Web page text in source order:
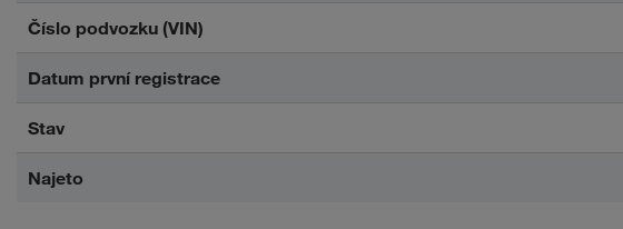
Číslo podvozku (VIN)
Datum první registrace
Stav
Najeto